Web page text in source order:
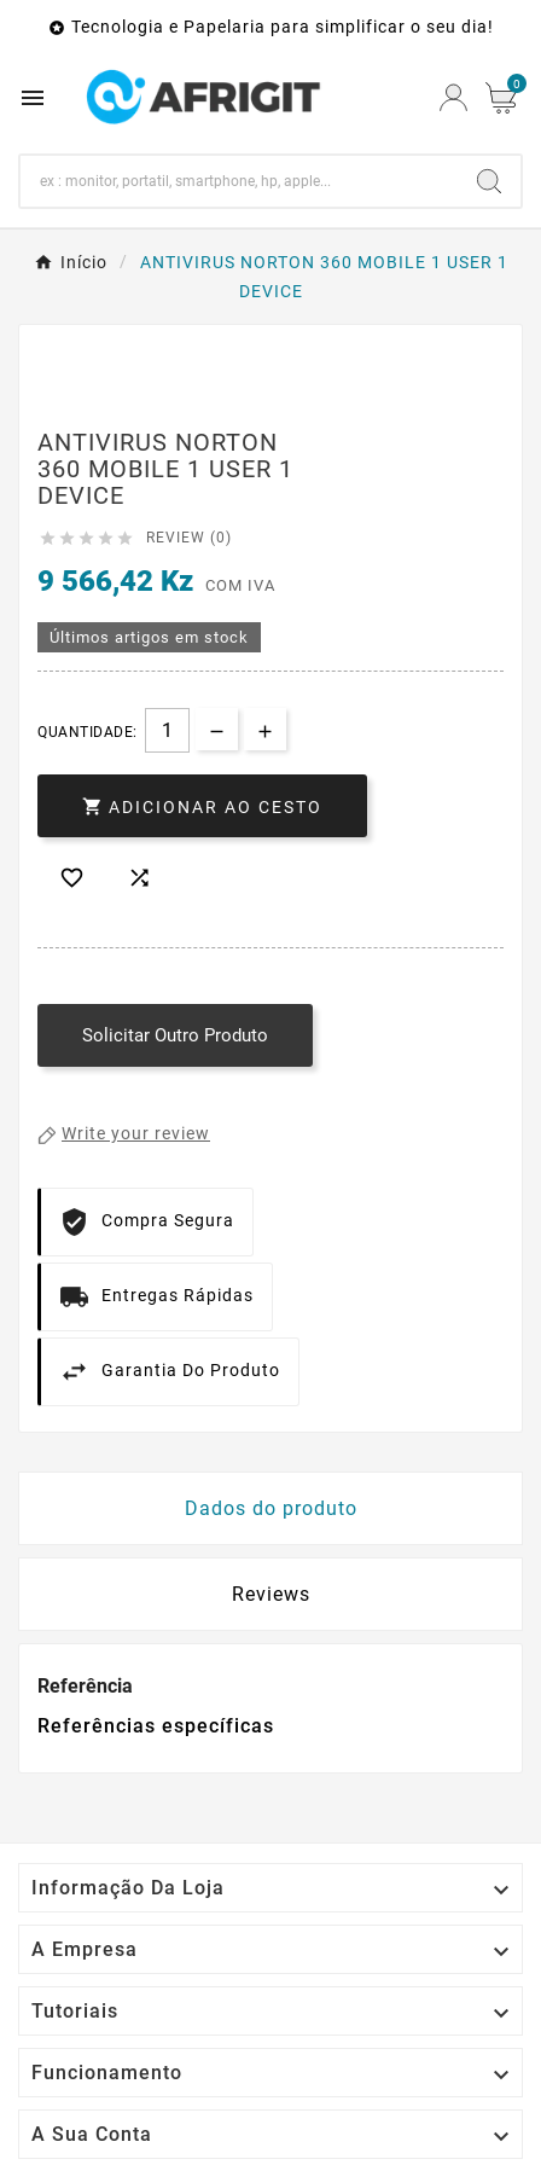
 Tecnologia e Papelaria para simplificar o seu dia!
 0
Início
ANTIVIRUS NORTON 360 MOBILE 1 USER 1
DEVICE
ANTIVIRUS NORTON
360 MOBILE 1 USER 1
DEVICE
     REVIEW (0)
9 566,42 Kz COM IVA
Últimos artigos em stock
QUANTIDADE:
 ADICIONAR AO CESTO
 
Solicitar Outro Produto
Write your review
Compra Segura
Entregas Rápidas
Garantia Do Produto
Dados do produto
Reviews
Referência
Referências específicas
Informação Da Loja 
A Empresa 
Tutoriais 
Funcionamento 
A Sua Conta 